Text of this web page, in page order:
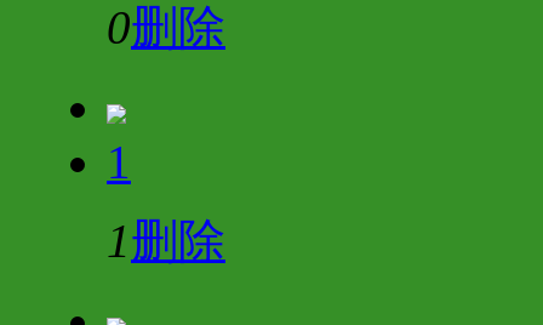
0删除
1
1删除